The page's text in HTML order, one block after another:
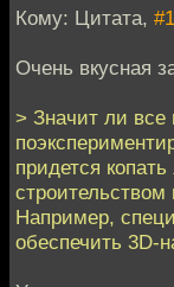
Кому: Цитата, #1
Очень вкусная
> Значит ли
придется
строительством
Например,
обеспечить 3D-